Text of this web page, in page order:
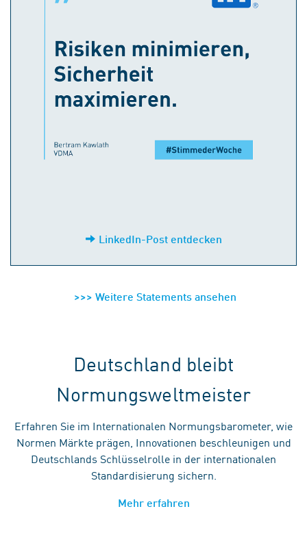
LinkedIn-Post entdecken
>>> Weitere Statements ansehen
Deutschland bleibt
Normungsweltmeister
Erfahren Sie im Internationalen Normungsbarometer, wie
Normen Märkte prägen, Innovationen beschleunigen und
Deutschlands Schlüsselrolle in der internationalen
Standardisierung sichern.
Mehr erfahren